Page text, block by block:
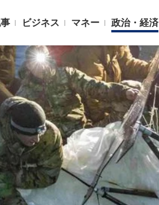
ビジネス マネー 政治・経済